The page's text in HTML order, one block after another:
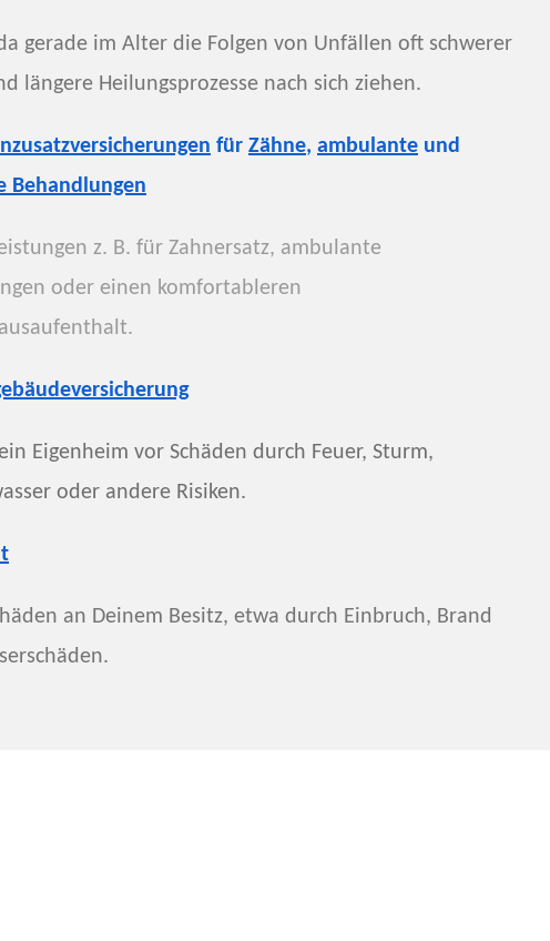
gerade im Alter die Folgen von Unfällen oft schwerer
längere Heilungsprozesse nach sich ziehen.
für Zähne, ambulante und
Behandlungen
z. B. für Zahnersatz, ambulante
oder einen komfortableren
Eigenheim vor Schäden durch Feuer, Sturm,
oder andere Risiken.
an Deinem Besitz, etwa durch Einbruch, Brand